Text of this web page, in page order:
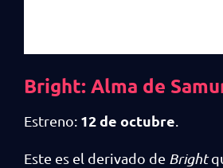
Bright: Alma de
Estreno: 12 de octubre
Este es el derivado de Bright